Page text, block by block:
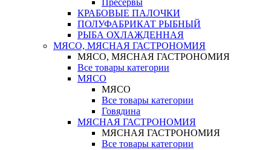
Пресервы
КРАБОВЫЕ ПАЛОЧКИ
ПОЛУФАБРИКАТ РЫБНЫЙ
РЫБА ОХЛАЖДЕННАЯ
МЯСО, МЯСНАЯ ГАСТРОНОМИЯ
МЯСО, МЯСНАЯ ГАСТРОНОМИЯ
Все товары категории
МЯСО
МЯСО
Все товары категории
Говядина
МЯСНАЯ ГАСТРОНОМИЯ
МЯСНАЯ ГАСТРОНОМИЯ
Все товары категории